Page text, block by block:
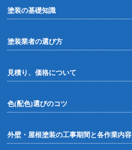
塗装の基礎知識
塗装業者の選び方
見積り、価格について
色(配色)選びのコツ
外壁・屋根塗装の工事期間と各作業内容